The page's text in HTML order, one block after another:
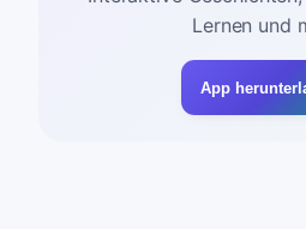
Lernen und
App